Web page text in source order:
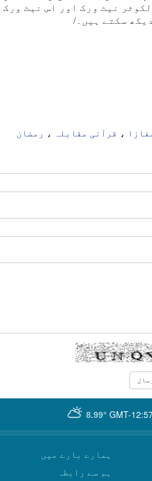
23:00 بجے) الکوثر نیٹ ورک اور
سکتے ہیں۔/
، قرآنی مقابلہ ، رمضان
GMT-
8.99°
ہمارے بارے میں
ہم سے رابطہ